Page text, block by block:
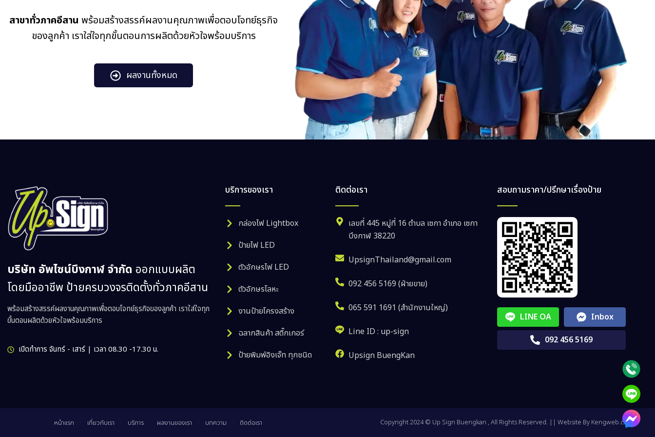
สาขาทั่วภาคอีสาน พร้อมสร้างสรรค์ผลงานคุณภาพเพื่อตอบโจทย์ธุรกิจ
ของลูกค้า เราใส่ใจทุกขั้นตอนการผลิตด้วยหัวใจพร้อมบริการ
ผลงานทั้งหมด
บริษัท อัพไซน์บึงกาฬ จำกัด ออกแบบผลิต
โดยมืออาชีพ ป้ายครบวงจรติดตั้งทั่วภาคอีสาน
พร้อมสร้างสรรค์ผลงานคุณภาพเพื่อตอบโจทย์ธุรกิจของลูกค้า เราใส่ใจทุก
ขั้นตอนผลิตด้วยหัวใจพร้อมบริการ
เปิดทำการ จันทร์ - เสาร์ | เวลา 08.30 -17.30 น.
บริการของเรา
กล่องไฟ Lightbox
ป้ายไฟ LED
ตัวอักษรไฟ LED
ตัวอักษรโลหะ
งานป้ายโครงสร้าง
ฉลากสินค้า สติ๊กเกอร์
ป้ายพิมพ์อิงเจ๊ท ทุกชนิด
ติดต่อเรา
เลขที่ 445 หมู่ที่ 16 ตำบล เซกา อำเภอ เซกา
บึงกาฬ 38220
UpsignThailand@gmail.com
092 456 5169 (ฝ่ายขาย)
065 591 1691 (สำนักงานใหญ่)
Line ID : up-sign
Upsign BuengKan
สอบถามราคา/ปรึกษาเรื่องป้าย
LINE OA
Inbox
092 456 5169
หน้าเเรก เกี่ยวกับเรา บริการ ผลงานของเรา บทความ ติดต่อเรา Copyright 2024 © Up Sign Buengkan , All Rights Reserved. || Website By Kengweb.com